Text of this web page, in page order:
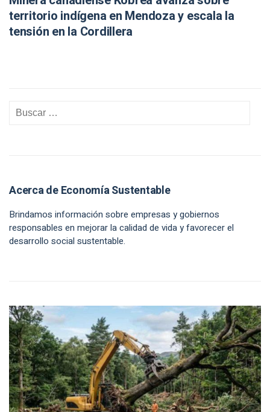
territorio indígena en Mendoza y escala la
tensión en la Cordillera
Acerca de Economía Sustentable
Brindamos información sobre empresas y gobiernos
responsables en mejorar la calidad de vida y favorecer el
desarrollo social sustentable.